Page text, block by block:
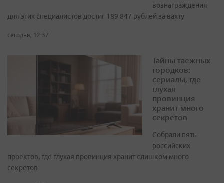
вознаграждения
для этих специалистов достиг 189 847 рублей за вахту
сегодня, 12:37
Тайны таежных
городков:
сериалы, где
глухая
провинция
хранит много
секретов
Собрали пять
российских
проектов, где глухая провинция хранит слишком много
секретов